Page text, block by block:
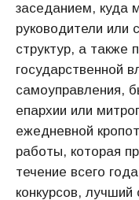
заседанием, куда
руководители или
структур, а также
государственной
самоуправления,
епархии или
ежедневной
работы, которая
течение всего
конкурсов,